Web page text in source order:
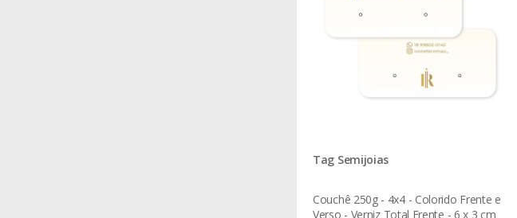
Tag Semijoias
Couchê 250g - 4x4 - Colorido Frente e
Verso - Verniz Total Frente - 6 x 3 cm